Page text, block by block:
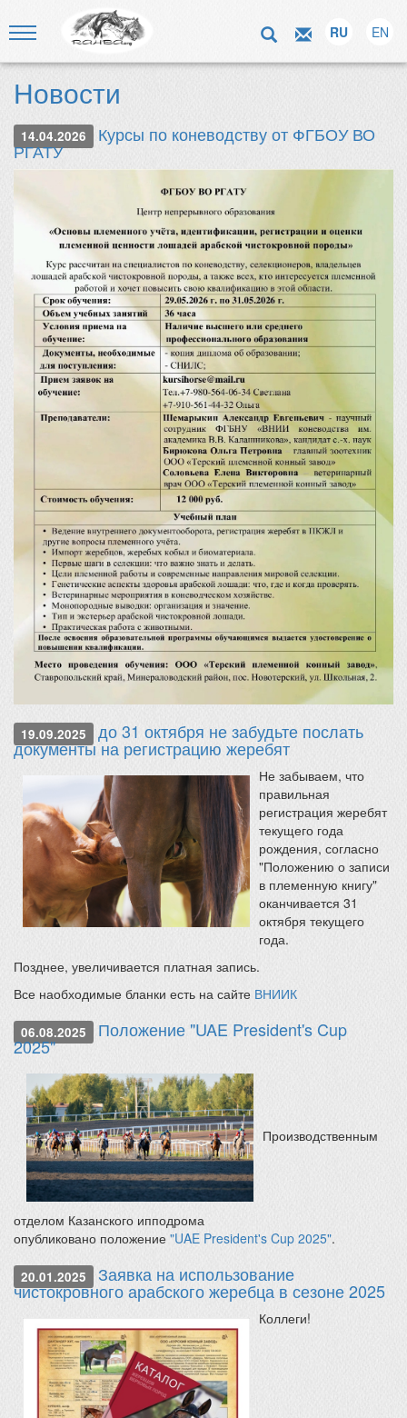
RU EN
Новости
14.04.2026 Курсы по коневодству от ФГБОУ ВО
РГАТУ
19.09.2025 до 31 октября не забудьте послать
документы на регистрацию жеребят
Не забываем, что
правильная
регистрация жеребят
текущего года
рождения, согласно
"Положению о записи
в племенную книгу"
оканчивается 31
октября текущего
года.
Позднее, увеличивается платная запись.
Все наобходимые бланки есть на сайте ВНИИК
06.08.2025 Положение "UAE President's Cup
2025"
Производственным
отделом Казанского ипподрома
опубликовано положение "UAE President's Cup 2025".
20.01.2025 Заявка на использование
чистокровного арабского жеребца в сезоне 2025
Коллеги!